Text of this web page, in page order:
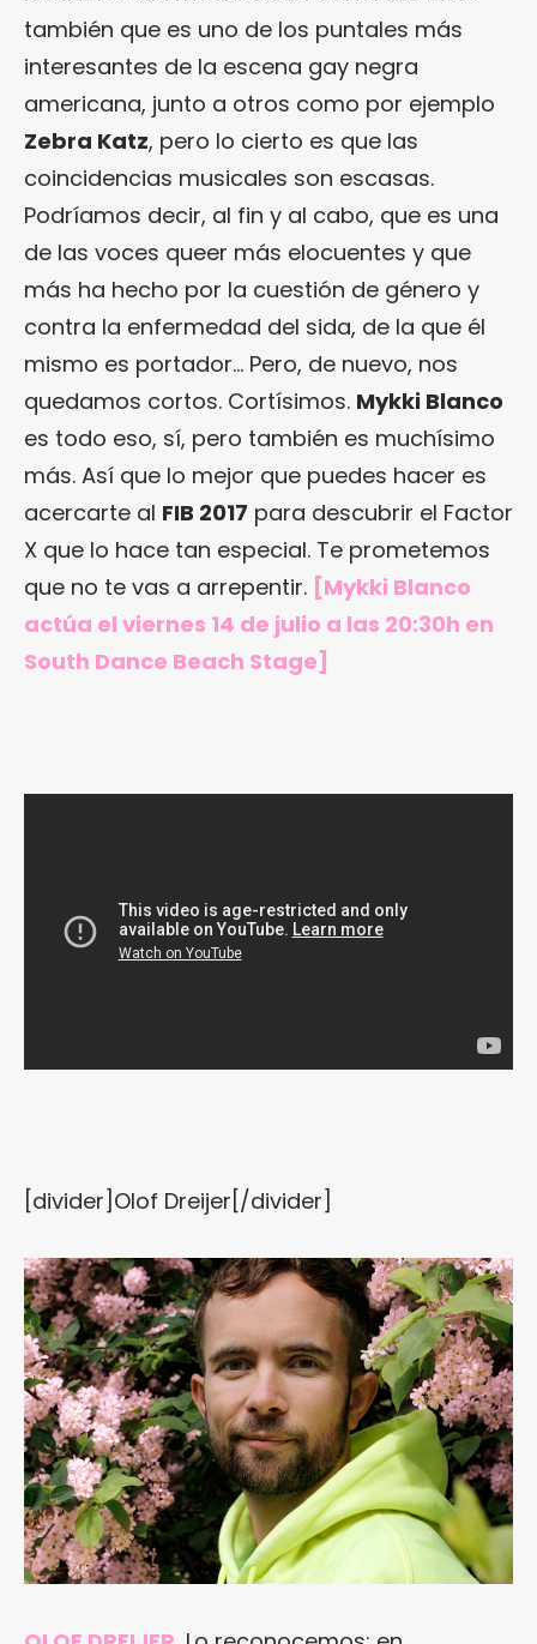
también que es uno de los puntales más
interesantes de la escena gay negra
americana, junto a otros como por ejemplo
Zebra Katz, pero lo cierto es que las
coincidencias musicales son escasas.
Podríamos decir, al fin y al cabo, que es una
de las voces queer más elocuentes y que
más ha hecho por la cuestión de género y
contra la enfermedad del sida, de la que él
mismo es portador… Pero, de nuevo, nos
quedamos cortos. Cortísimos. Mykki Blanco
es todo eso, sí, pero también es muchísimo
más. Así que lo mejor que puedes hacer es
acercarte al FIB 2017 para descubrir el Factor
X que lo hace tan especial. Te prometemos
que no te vas a arrepentir. [Mykki Blanco
actúa el viernes 14 de julio a las 20:30h en
South Dance Beach Stage]
[divider]Olof Dreijer[/divider]